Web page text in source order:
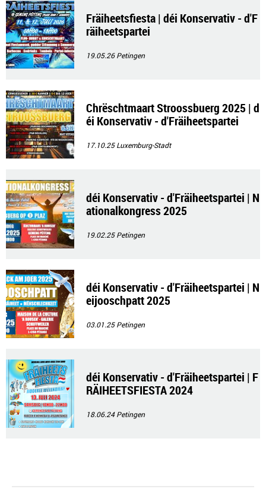
Fräiheetsfiesta | déi Konservativ - d'F
räiheetspartei
19.05.26Petingen
Chrëschtmaart Stroossbuerg 2025 | d
éi Konservativ - d'Fräiheetspartei
17.10.25Luxemburg-Stadt
déi Konservativ - d'Fräiheetspartei | N
ationalkongress 2025
19.02.25Petingen
déi Konservativ - d'Fräiheetspartei | N
eijooschpatt 2025
03.01.25Petingen
déi Konservativ - d'Fräiheetspartei | F
RÄIHEETSFIESTA 2024
18.06.24Petingen